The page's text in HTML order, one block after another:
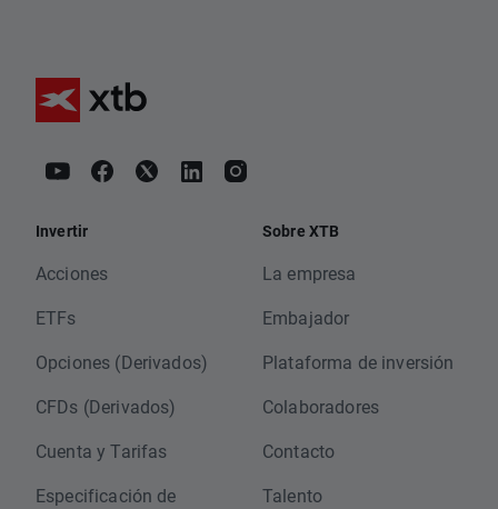
Invertir
Acciones
ETFs
Opciones (Derivados)
CFDs (Derivados)
Cuenta y Tarifas
Especificación de
Sobre XTB
La empresa
Embajador
Plataforma de inversión
Colaboradores
Contacto
Talento